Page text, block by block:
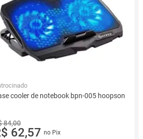
cooler de notebook bpn-005 hoopson
84,00
62,57 no Pix